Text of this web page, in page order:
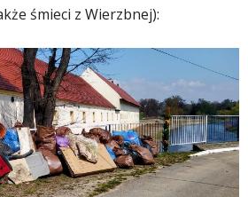
śmieci z Wierzbnej):